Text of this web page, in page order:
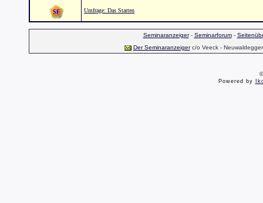
Umfrage: Das Starten
Seminaranzeiger- Seminarforum-
Der Seminaranzeigerc/o Veeck -
Powered by